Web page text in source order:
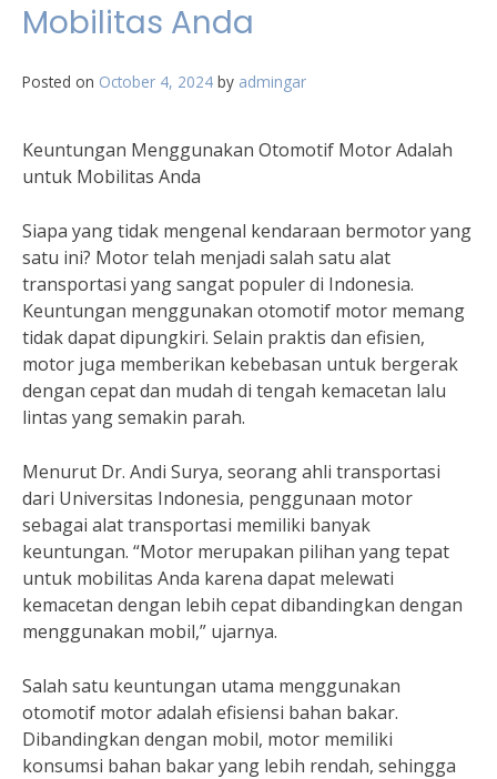
Mobilitas Anda
Posted on October 4, 2024 by admingar
Keuntungan Menggunakan Otomotif Motor Adalah
untuk Mobilitas Anda
Siapa yang tidak mengenal kendaraan bermotor yang
satu ini? Motor telah menjadi salah satu alat
transportasi yang sangat populer di Indonesia.
Keuntungan menggunakan otomotif motor memang
tidak dapat dipungkiri. Selain praktis dan efisien,
motor juga memberikan kebebasan untuk bergerak
dengan cepat dan mudah di tengah kemacetan lalu
lintas yang semakin parah.
Menurut Dr. Andi Surya, seorang ahli transportasi
dari Universitas Indonesia, penggunaan motor
sebagai alat transportasi memiliki banyak
keuntungan. “Motor merupakan pilihan yang tepat
untuk mobilitas Anda karena dapat melewati
kemacetan dengan lebih cepat dibandingkan dengan
menggunakan mobil,” ujarnya.
Salah satu keuntungan utama menggunakan
otomotif motor adalah efisiensi bahan bakar.
Dibandingkan dengan mobil, motor memiliki
konsumsi bahan bakar yang lebih rendah, sehingga